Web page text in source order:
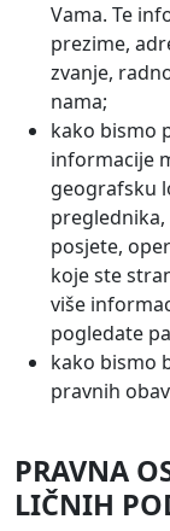
Vama. Te
prezime,
zvanje,
nama;
kako bismo
informacije
geografsku
posjete,
koje ste
više
pogledate
kako bismo
pravnih
PRAVNA
LIČNIH